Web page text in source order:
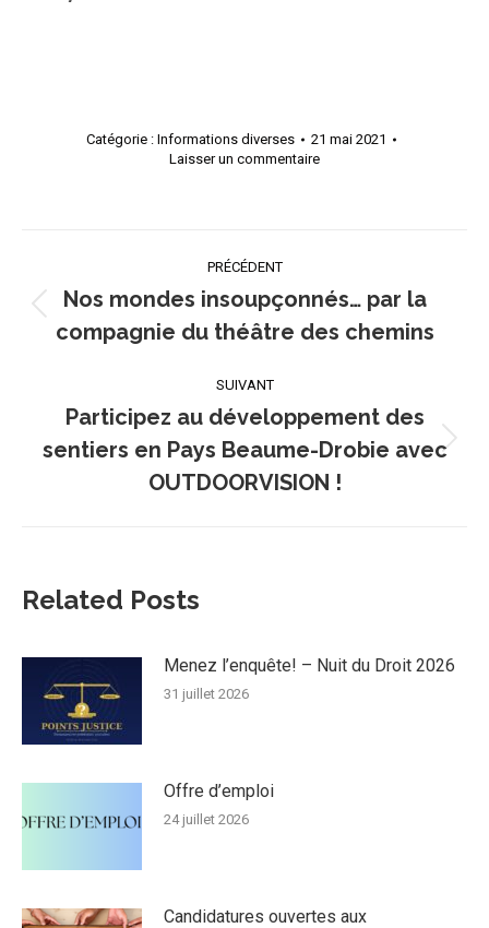
Catégorie : Informations diverses
21 mai 2021
Laisser un commentaire
Navigation
article
PRÉCÉDENT
Article
précédent
Nos mondes insoupçonnés… par la
compagnie du théâtre des chemins
SUIVANT
Article
suivant
Participez au développement des
sentiers en Pays Beaume-Drobie avec
OUTDOORVISION !
Related Posts
Menez l’enquête! – Nuit du Droit 2026
31 juillet 2026
Offre d’emploi
24 juillet 2026
Candidatures ouvertes aux